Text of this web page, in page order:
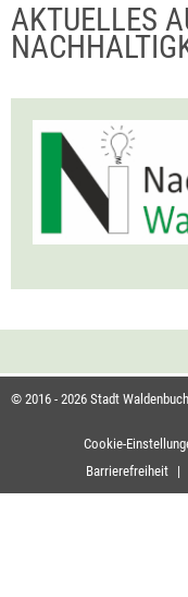
AKTUELLES
© 2016 - 2026 Stadt Waldenbuch
Cookie-
Barrierefreiheit |